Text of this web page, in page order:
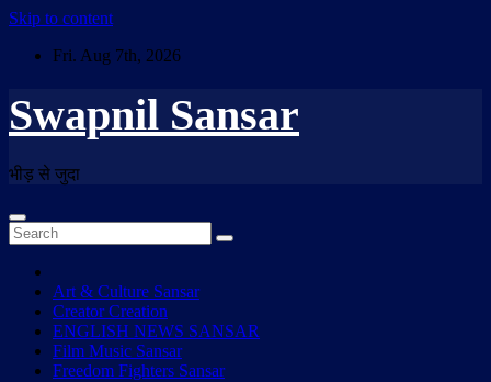
Skip to content
Fri. Aug 7th, 2026
Swapnil Sansar
भीड़ से जुदा
Art & Culture Sansar
Creator Creation
ENGLISH NEWS SANSAR
Film Music Sansar
Freedom Fighters Sansar